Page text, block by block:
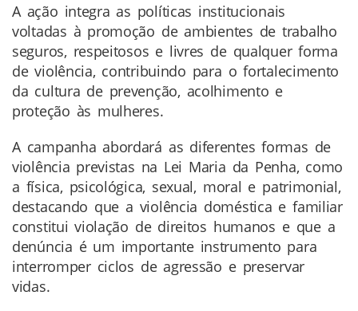
A ação integra as políticas institucionais
voltadas à promoção de ambientes de trabalho
seguros, respeitosos e livres de qualquer forma
de violência, contribuindo para o fortalecimento
da cultura de prevenção, acolhimento e
proteção às mulheres.
A campanha abordará as diferentes formas de
violência previstas na Lei Maria da Penha, como
a física, psicológica, sexual, moral e patrimonial,
destacando que a violência doméstica e familiar
constitui violação de direitos humanos e que a
denúncia é um importante instrumento para
interromper ciclos de agressão e preservar
vidas.